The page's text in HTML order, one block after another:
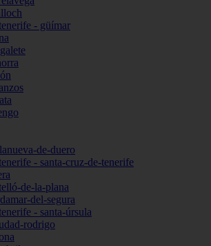
- güímar
de-duero
- santa-cruz-de-tenerife
de-la-plana
del-segura
- santa-úrsula
rodrigo